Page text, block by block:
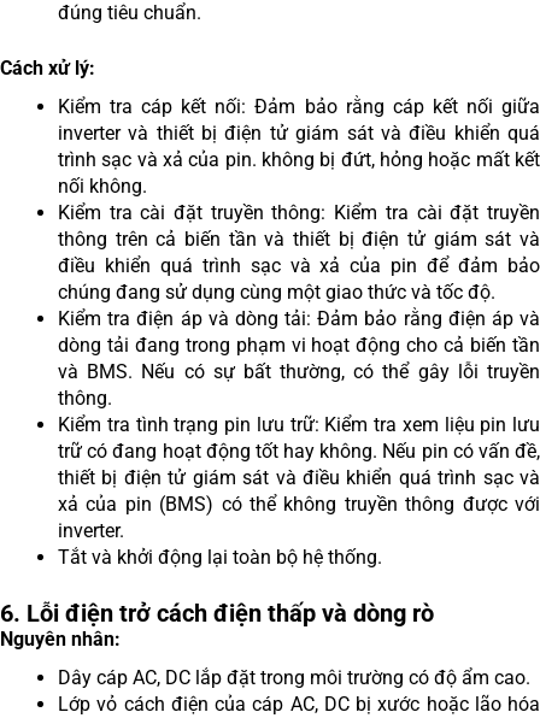
đúng tiêu chuẩn.
Cách xử lý:
Kiểm tra cáp kết nối: Đảm bảo rằng cáp kết nối giữa
inverter và thiết bị điện tử giám sát và điều khiển quá
trình sạc và xả của pin. không bị đứt, hỏng hoặc mất kết
nối không.
Kiểm tra cài đặt truyền thông: Kiểm tra cài đặt truyền
thông trên cả biến tần và thiết bị điện tử giám sát và
điều khiển quá trình sạc và xả của pinđể đảm bảo
chúng đang sử dụng cùng một giao thức và tốc độ.
Kiểm tra điện áp và dòng tải: Đảm bảo rằng điện áp và
dòng tải đang trong phạm vi hoạt động cho cả biến tần
và BMS. Nếu có sự bất thường, có thể gây lỗi truyền
thông.
Kiểm tra tình trạng pin lưu trữ: Kiểm tra xem liệu pin lưu
trữ có đang hoạt động tốt hay không. Nếu pin có vấn đề,
thiết bị điện tử giám sát và điều khiển quá trình sạc và
xả của pin (BMS) có thể không truyền thông được với
inverter.
Tắt và khởi động lại toàn bộ hệ thống.
6. Lỗi điện trở cách điện thấp và dòng rò
Nguyên nhân:
Dây cáp AC, DC lắp đặt trong môi trường có độ ẩm cao.
Lớp vỏ cách điện của cáp AC, DC bị xước hoặc lão hóa